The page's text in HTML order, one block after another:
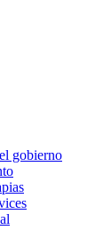
gobierno